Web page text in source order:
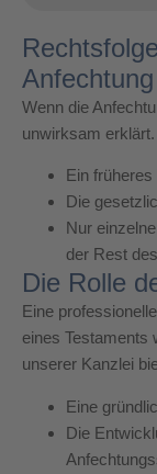
Anfechtung
Wenn die
unwirksam
Ein
Die
Nur
der Rest
Die Rolle
Eine
eines Testaments
unserer Kanzlei
Eine
Die